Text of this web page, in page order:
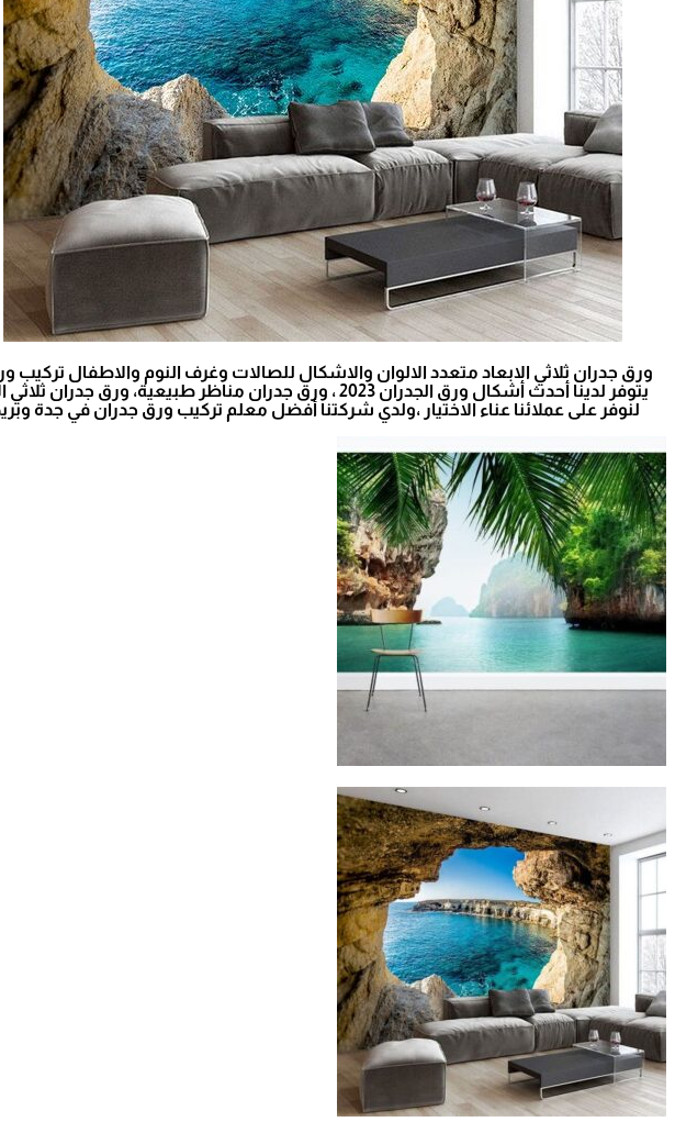
ورق جدران ثلاثي الابعاد متعدد الالوان والاشكال للصالات وغرف النوم والاطفال
يتوفر لدينا أحدث أشكال ورق الجدران 2023 ، ورق جدران
لنوفر على عملائنا عناء الاختيار ،ولدي شركتنا أفضل معلم تركيب ورق جدران في جدة